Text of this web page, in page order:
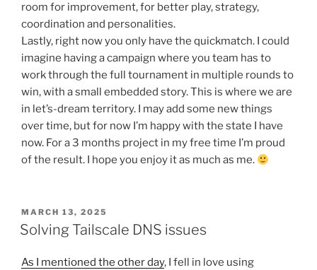
room for improvement, for better play, strategy,
coordination and personalities.
Lastly, right now you only have the quickmatch. I could
imagine having a campaign where you team has to
work through the full tournament in multiple rounds to
win, with a small embedded story. This is where we are
in let’s-dream territory. I may add some new things
over time, but for now I’m happy with the state I have
now. For a 3 months project in my free time I’m proud
of the result. I hope you enjoy it as much as me.
POSTED
ON
MARCH 13, 2025
Solving Tailscale DNS issues
As I mentioned the other day, I fell in love using